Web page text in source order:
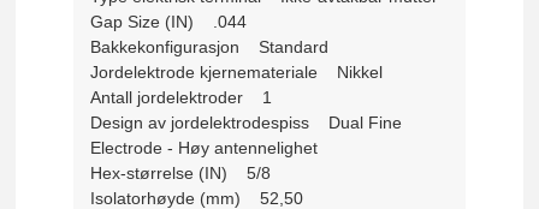
Gap Size (IN) .044
Bakkekonfigurasjon Standard
Jordelektrode kjernemateriale Nikkel
Antall jordelektroder 1
Design av jordelektrodespiss Dual Fine
Electrode - Høy antennelighet
Hex-størrelse (IN) 5/8
Isolatorhøyde (mm) 52,50